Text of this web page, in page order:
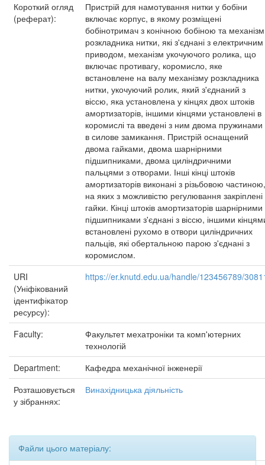
Короткий огляд
(реферат):
Пристрій для намотування нитки у бобіни
включає корпус, в якому розміщені
бобінотримач з конічною бобіною та механізм
розкладника нитки, які з'єднані з електричним
приводом, механізм укочуючого ролика, що
включає противагу, коромисло, яке
встановлене на валу механізму розкладника
нитки, укочуючий ролик, який з'єднаний з
віссю, яка установлена у кінцях двох штоків
амортизаторів, іншими кінцями установлені в
коромислі та введені з ним двома пружинами
в силове замикання. Пристрій оснащений
двома гайками, двома шарнірними
підшипниками, двома циліндричними
пальцями з отворами. Інші кінці штоків
амортизаторів виконані з різьбовою частиною,
на яких з можливістю регулювання закріплені
гайки. Кінці штоків амортизаторів шарнірними
підшипниками з'єднані з віссю, іншими
встановлені рухомо в отвори циліндричних
пальців, які обертальною парою з'єднані з
коромислом.
URI
(Уніфікований
ідентифікатор
ресурсу):
https://er.knutd.edu.ua/handle/123456789/
Faculty:
Факультет мехатроніки та комп'ютерних
технологій
Department:
Кафедра механічної інженерії
Розташовується
у зібраннях:
Винахідницька діяльність
Файли цього матеріалу: